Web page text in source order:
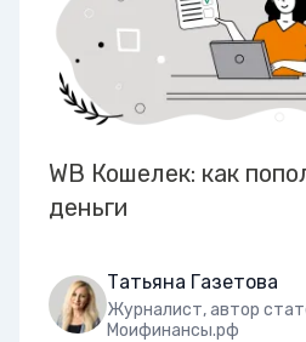
WB Кошелек: как
деньги
Татьяна Газетова
Журналист, автор
Моифинансы.рф